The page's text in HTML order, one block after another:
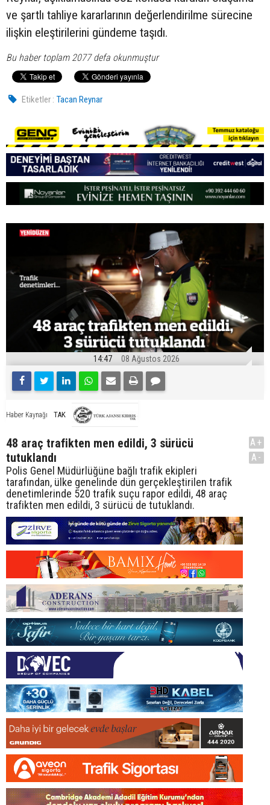
ve şartlı tahliye kararlarının değerlendirilme sürecine
ilişkin eleştirilerini gündeme taşıdı.
Bu haber toplam 2077 defa okunmuştur
Etiketler : Tacan Reynar
14:47 08 Ağustos 2026
Haber Kaynağı TAK
48 araç trafikten men edildi, 3 sürücü
tutuklandı
Polis Genel Müdürlüğüne bağlı trafik ekipleri
tarafından, ülke genelinde dün gerçekleştirilen trafik
denetimlerinde 520 trafik suçu rapor edildi, 48 araç
trafikten men edildi, 3 sürücü de tutuklandı.
A+
A-